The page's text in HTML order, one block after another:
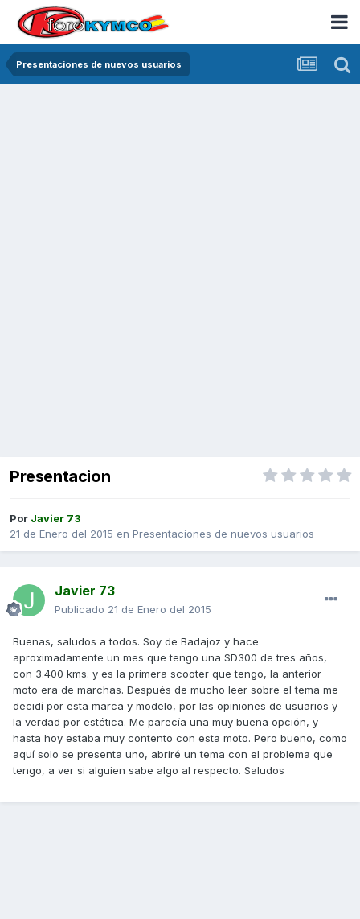
Presentaciones de nuevos usuarios
Presentacion
Por Javier 73
21 de Enero del 2015 en Presentaciones de nuevos usuarios
Javier 73
Publicado 21 de Enero del 2015
Buenas, saludos a todos. Soy de Badajoz y hace
aproximadamente un mes que tengo una SD300 de tres años,
con 3.400 kms. y es la primera scooter que tengo, la anterior
moto era de marchas. Después de mucho leer sobre el tema me
decidí por esta marca y modelo, por las opiniones de usuarios y
la verdad por estética. Me parecía una muy buena opción, y
hasta hoy estaba muy contento con esta moto. Pero bueno, como
aquí solo se presenta uno, abriré un tema con el problema que
tengo, a ver si alguien sabe algo al respecto. Saludos